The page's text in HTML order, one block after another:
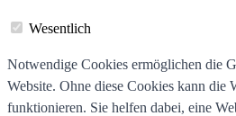
Wesentlich
Notwendige Cookies ermöglichen die
Website. Ohne diese Cookies kann die
funktionieren. Sie helfen dabei, eine